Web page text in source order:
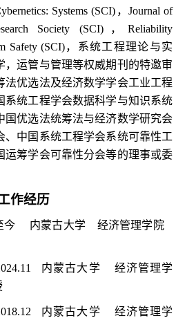
Systems (SCI) ， Journal of
Society (SCI) ，Reliability
Safety (SCI)，系统工程理论与实
，运管与管理等权威期刊的特邀审
法优选法及经济数学学会工业工程
系统工程学会数据科学与知识系统
国优选法统筹法与经济数学研究会
、中国系统工程学会系统可靠性工
运筹学会可靠性分会等的理事或委
作经历
今 内蒙古大学
经济管理学院
内蒙古大学
经济管理学
内蒙古大学
经济管理学